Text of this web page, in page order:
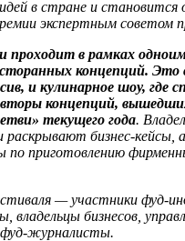
в стране и становится
экспертным советом
в рамках
концепций.
и кулинарное шоу, где
концепций,
текущего года.
раскрывают бизнес-
по приготовлению
— участники фуд-
владельцы бизнесов,
фуд-журналисты.